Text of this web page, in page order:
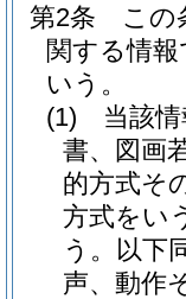
第2条
この
関する情
いう。
(1)
当該
書、図画
的方式そ
方式をい
う。以下
声、動作